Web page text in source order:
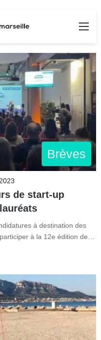
Brèves
de start-up
à destination des
à la 12e édition de…